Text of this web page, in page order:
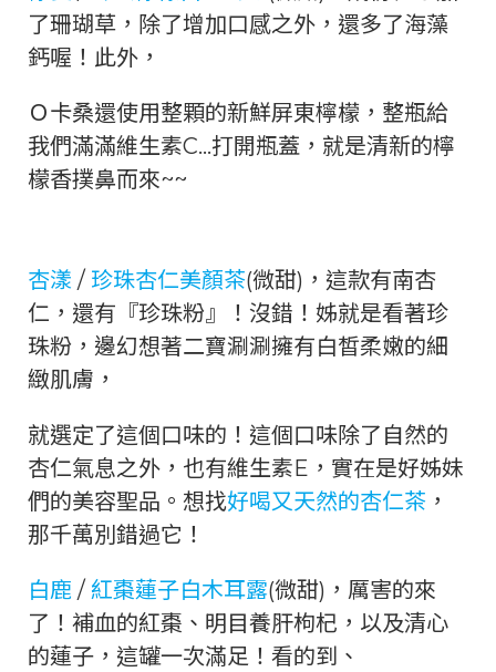
了珊瑚草，除了增加口感之外，還多了海藻
鈣喔！此外，
Ｏ卡桑還使用整顆的新鮮屏東檸檬，整瓶給
我們滿滿維生素C…打開瓶蓋，就是清新的檸
檬香撲鼻而來~~
杏漾 / 珍珠杏仁美顏茶(微甜)，這款有南杏
仁，還有『珍珠粉』！沒錯！姊就是看著珍
珠粉，邊幻想著二寶涮涮擁有白皙柔嫩的細
緻肌膚，
就選定了這個口味的！這個口味除了自然的
杏仁氣息之外，也有維生素E，實在是好姊妹
們的美容聖品。想找好喝又天然的杏仁茶 ，
那千萬別錯過它！
白鹿 / 紅棗蓮子白木耳露(微甜)，厲害的來
了！補血的紅棗、明目養肝枸杞，以及清心
的蓮子，這罐一次滿足！看的到、